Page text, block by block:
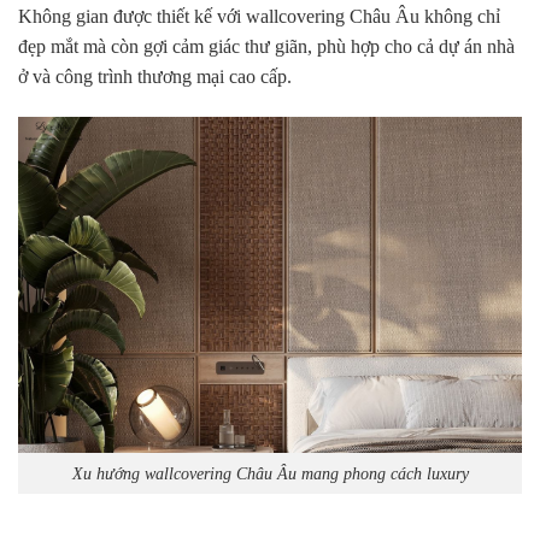
Không gian được thiết kế với wallcovering Châu Âu không chỉ
đẹp mắt mà còn gợi cảm giác thư giãn, phù hợp cho cả dự án nhà
ở và công trình thương mại cao cấp.
Xu hướng wallcovering Châu Âu mang phong cách luxury